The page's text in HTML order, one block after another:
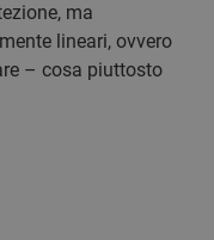
ma
lineari, ovvero
– cosa piuttosto